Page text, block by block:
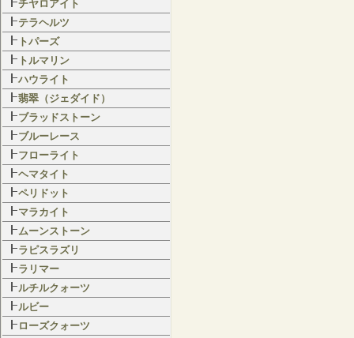
チヤロアイト
テラヘルツ
トパーズ
トルマリン
ハウライト
翡翠（ジェダイド）
ブラッドストーン
ブルーレース
フローライト
ヘマタイト
ペリドット
マラカイト
ムーンストーン
ラピスラズリ
ラリマー
ルチルクォーツ
ルビー
ローズクォーツ